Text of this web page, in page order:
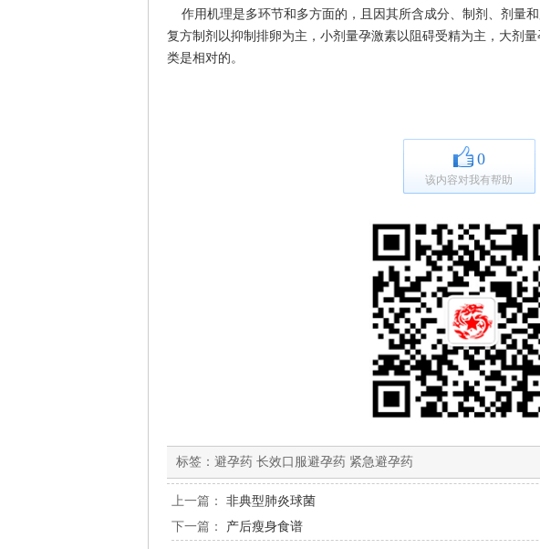
作用机理是多环节和多方面的，且因其所含成分、制剂、剂量
复方制剂以抑制排卵为主，小剂量孕激素以阻碍受精为主，大剂
类是相对的。
0
该内容对我有帮助
标签： 避孕药 长效口服避孕药 紧急避孕药
上一篇： 非典型肺炎球菌
下一篇： 产后瘦身食谱